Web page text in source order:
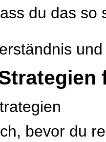
du das
bevor du